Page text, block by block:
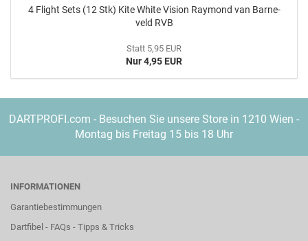
4 Flight Sets (12 Stk) Kite White Vi­si­on Ray­mond van Bar­ne­
veld RVB
Statt 5,95 EUR
Nur 4,95 EUR
DARTPROFI.com - Besuchen Sie unsere Store in 1210 Wien -
Montag bis Freitag 15 bis 18 Uhr
INFORMATIONEN
Garantiebestimmungen
Dartfibel - FAQs - Tipps & Tricks